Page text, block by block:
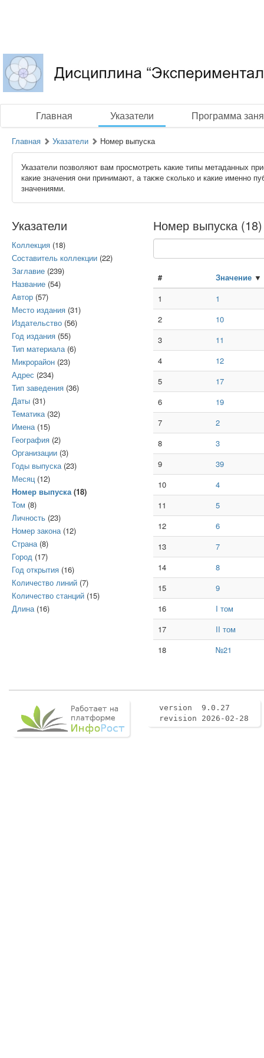
Главная Указатели Программа
Главная Указатели Номер выпуска
Указатели позволяют вам просмотреть какие типы метаданных
какие значения они принимают, а также сколько и какие именно
значениями.
Указатели
Коллекция (18)
Составитель коллекции (22)
Заглавие (239)
Название (54)
Автор (57)
Место издания (31)
Издательство (56)
Год издания (55)
Тип материала(6)
Микрорайон (23)
Адрес (234)
Тип заведения (36)
Даты (31)
Тематика(32)
Имена(15)
География (2)
Организации (3)
Годы выпуска(23)
Месяц(12)
Номер выпуска(18)
Том (8)
Личность (23)
Номер закона(12)
Страна(8)
Город (17)
Год открытия (16)
Количество линий (7)
Количество станций (15)
Длина(16)
Номер выпуска (18)
# Значение ▼
1
1
2
10
3
11
4
12
5
17
6
19
7
2
8
3
9
39
10
4
11
5
12
6
13
7
14
8
15
9
16
I том
17
II том
18
№21
version 9.0.27
revision 2026-02-28